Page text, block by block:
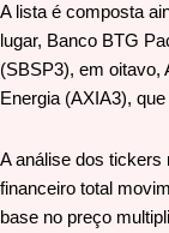
A lista é composta
lugar, Banco BTG
(SBSP3), em oitavo,
Energia (AXIA3),
A análise dos
financeiro total
base no preço